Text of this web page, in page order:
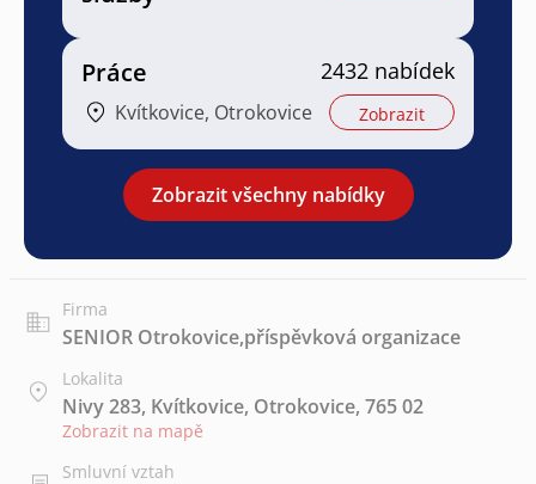
Práce
Kvítkovice, Otrokovice
2432 nabídek
Zobrazit
Zobrazit všechny nabídky
Firma
SENIOR Otrokovice,příspěvková organizace
Lokalita
Nivy 283, Kvítkovice, Otrokovice, 765 02
Zobrazit na mapě
Smluvní vztah